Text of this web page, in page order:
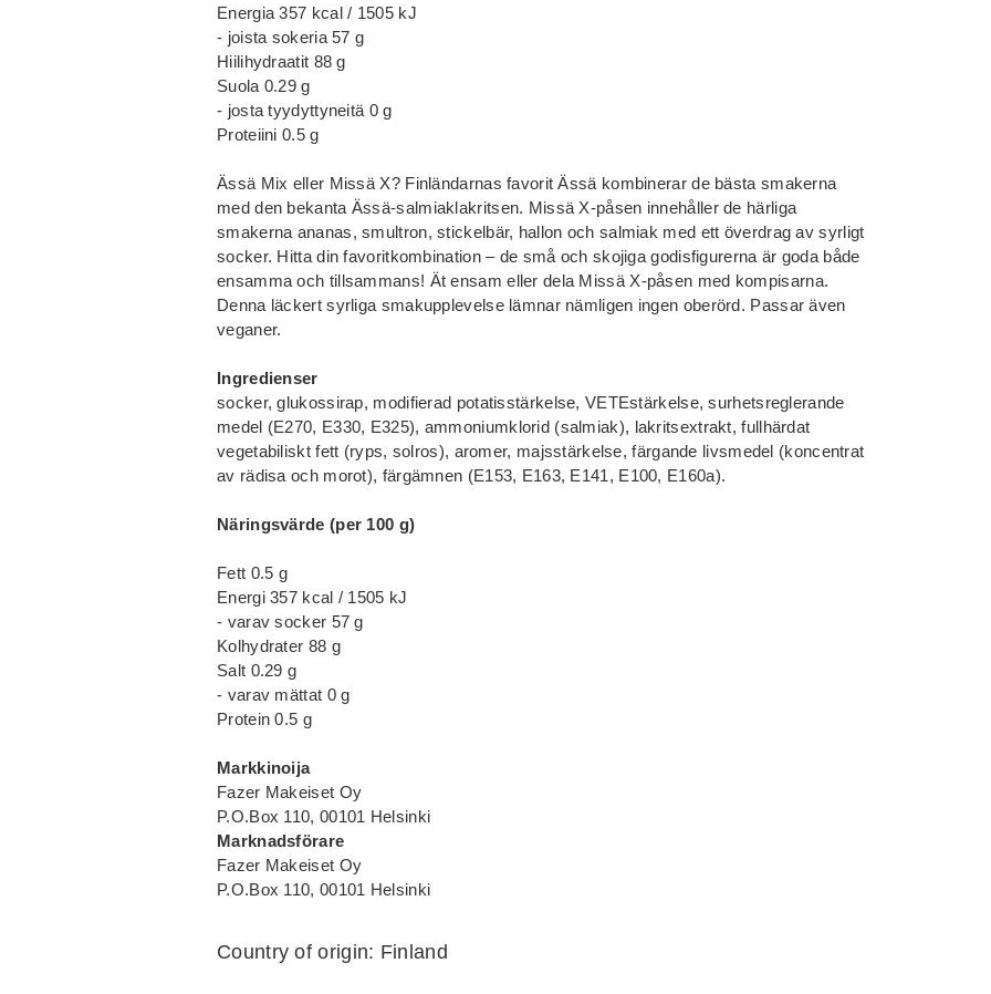
Energia 357 kcal / 1505 kJ
- joista sokeria 57 g
Hiilihydraatit 88 g
Suola 0.29 g
- josta tyydyttyneitä 0 g
Proteiini 0.5 g
Ässä Mix eller Missä X? Finländarnas favorit Ässä kombinerar de bästa smakerna
med den bekanta Ässä-salmiaklakritsen. Missä X-påsen innehåller de härliga
smakerna ananas, smultron, stickelbär, hallon och salmiak med ett överdrag av syrligt
socker. Hitta din favoritkombination – de små och skojiga godisfigurerna är goda både
ensamma och tillsammans! Ät ensam eller dela Missä X-påsen med kompisarna.
Denna läckert syrliga smakupplevelse lämnar nämligen ingen oberörd. Passar även
veganer.
Ingredienser
socker, glukossirap, modifierad potatisstärkelse, VETEstärkelse, surhetsreglerande
medel (E270, E330, E325), ammoniumklorid (salmiak), lakritsextrakt, fullhärdat
vegetabiliskt fett (ryps, solros), aromer, majsstärkelse, färgande livsmedel (koncentrat
av rädisa och morot), färgämnen (E153, E163, E141, E100, E160a).
Näringsvärde (per 100 g)
Fett 0.5 g
Energi 357 kcal / 1505 kJ
- varav socker 57 g
Kolhydrater 88 g
Salt 0.29 g
- varav mättat 0 g
Protein 0.5 g
Markkinoija
Fazer Makeiset Oy
P.O.Box 110, 00101 Helsinki
Marknadsförare
Fazer Makeiset Oy
P.O.Box 110, 00101 Helsinki
Country of origin: Finland